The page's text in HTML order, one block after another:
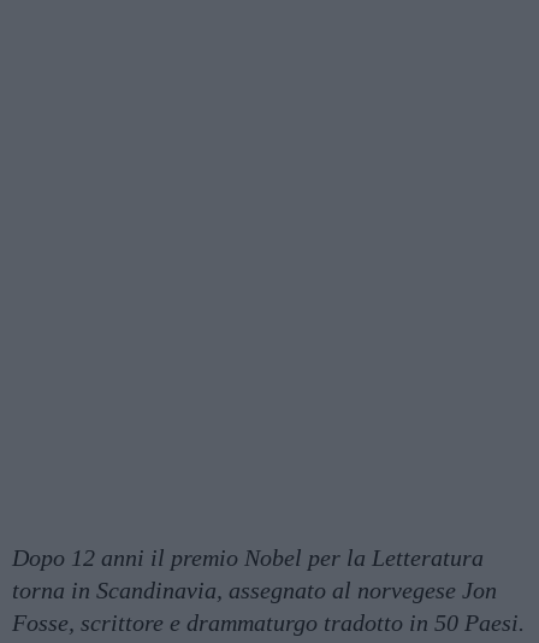
Dopo 12 anni il premio Nobel per la Letteratura
torna in Scandinavia, assegnato al norvegese Jon
Fosse, scrittore e drammaturgo tradotto in 50 Paesi.